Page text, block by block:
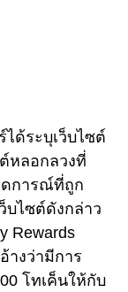
ด้ระบุเว็บไซต์
ต์หลอกลวงที่
ดการณ์ที่ถูก
บไซต์ดังกล่าว
Rewards
างว่ามีการ
โทเค็นให้กับ